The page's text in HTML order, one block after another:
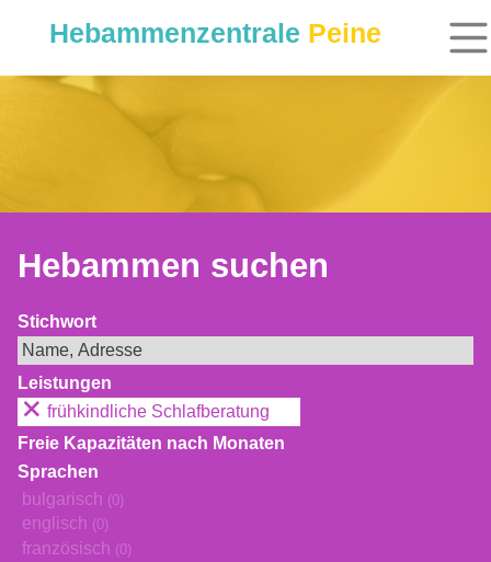
Hebammenzentrale Peine
Hebammen suchen
Stichwort
Leistungen
frühkindliche Schlafberatung
Freie Kapazitäten nach Monaten
Sprachen
bulgarisch (0)
englisch (0)
französisch (0)